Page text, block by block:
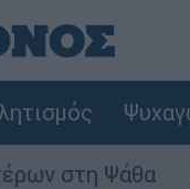
στη Ψάθα